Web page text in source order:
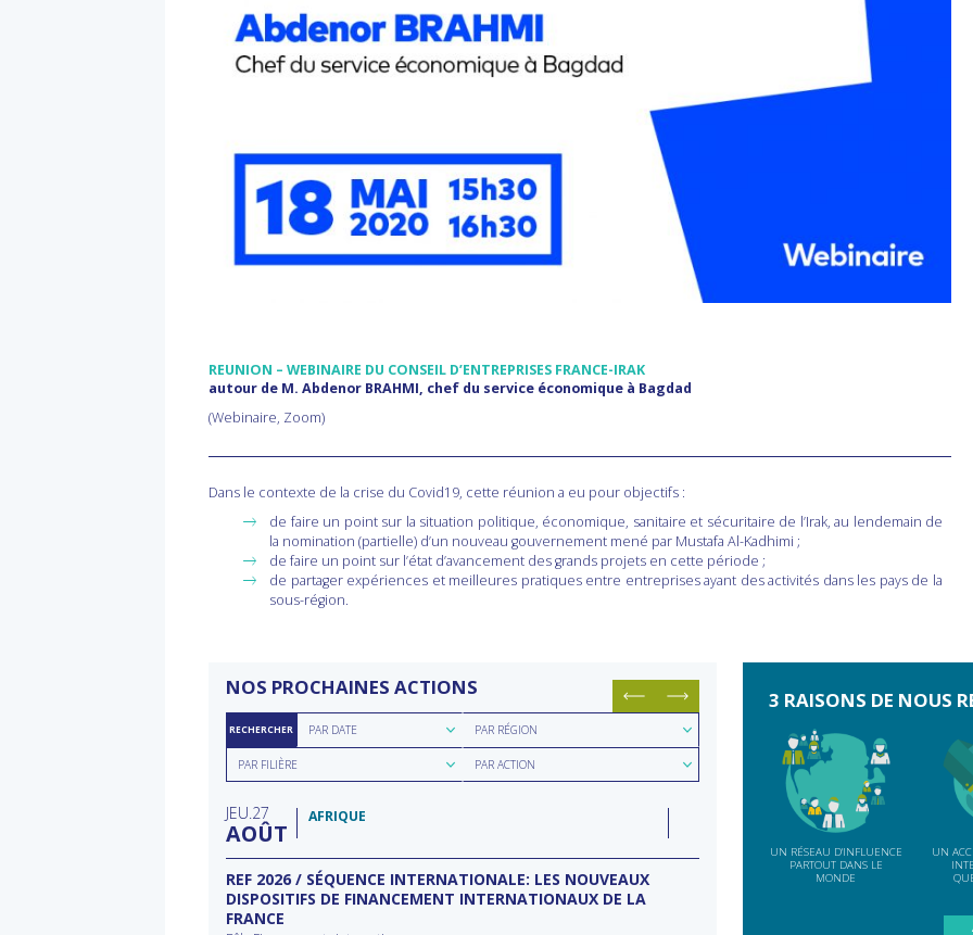
REUNION – WEBINAIRE DU CONSEIL D’ENTREPRISES FRANCE-IRAK
autour de M. Abdenor BRAHMI, chef du service économique à Bagdad
(Webinaire, Zoom)
Dans le contexte de la crise du Covid19, cette réunion a eu pour objectifs :
de faire un point sur la situation politique, économique, sanitaire et sécuritaire de l’Irak, au lendemain de
la nomination (partielle) d’un nouveau gouvernement mené par Mustafa Al-Kadhimi ;
de faire un point sur l’état d’avancement des grands projets en cette période ;
de partager expériences et meilleures pratiques entre entreprises ayant des activités dans les pays de la
sous-région.
NOS PROCHAINES ACTIONS
RECHERCHER Rechercher
par
date
PAR DATE
Rechercher
par
région
PAR RÉGION
Rechercher
parPAR FILIÈRE
Rechercher
parPAR ACTION
JEU 27
AOÛT
AFRIQUE
REF 2026 / SÉQUENCE INTERNATIONALE: LES NOUVEAUX
DISPOSITIFS DE FINANCEMENT INTERNATIONAUX DE LA
FRANCE
INDE
MISSION D’ENTREPRISES
3 RAISONS DE NOUS
UN RÉSEAU D'INFLUENCE
PARTOUT DANS LE
MONDE
UN